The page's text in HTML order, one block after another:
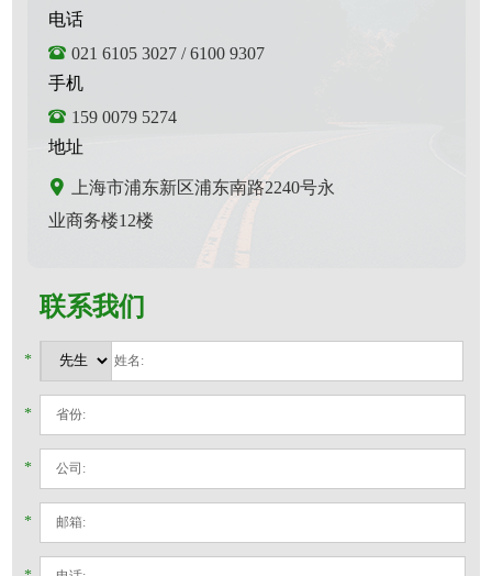
电话
021 6105 3027 / 6100 9307
手机
159 0079 5274
地址
上海市浦东新区浦东南路2240号永
业商务楼12楼
联系我们
*
*
*
*